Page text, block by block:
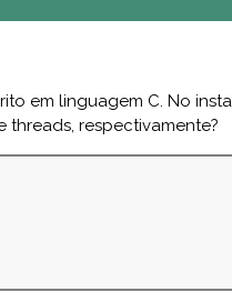
em linguagem C. No
respectivamente?